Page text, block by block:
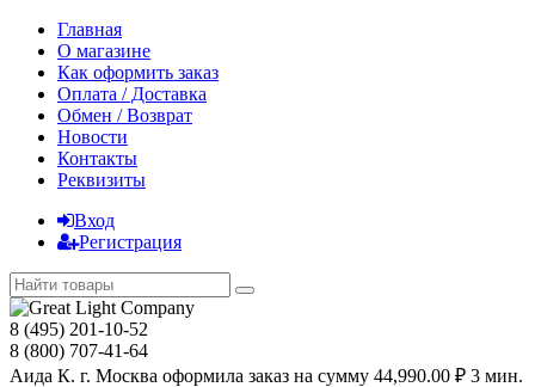
Главная
О магазине
Как оформить заказ
Оплата / Доставка
Обмен / Возврат
Новости
Контакты
Реквизиты
Вход
Регистрация
8 (495) 201-10-52
8 (800) 707-41-64
Аида К. г. Москва оформила заказ на сумму 44,990.00 ₽ 3 мин.